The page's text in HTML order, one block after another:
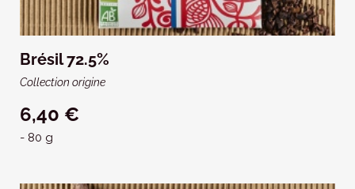
Brésil 72.5%
Collection origine
6,40 €
- 80 g